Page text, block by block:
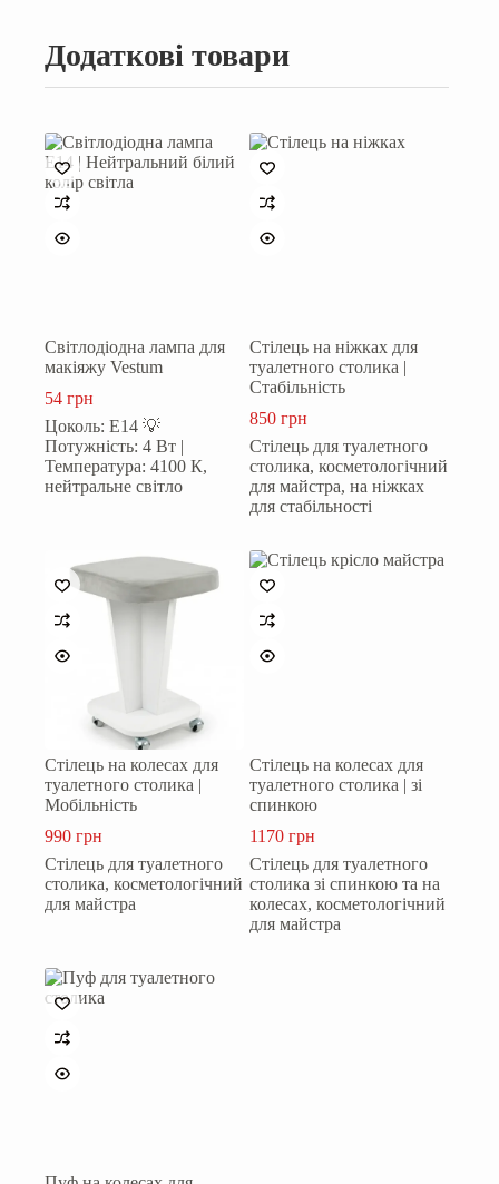
Додаткові товари
Світлодіодна лампа для
макіяжу Vestum
54 грн
Цоколь: Е14 💡
Потужність: 4 Вт |
Температура: 4100 К,
нейтральне світло
Стілець на ніжках для
туалетного столика |
Стабільність
850грн
Стілець для туалетного
столика, косметологічний
для майстра, на ніжках
для стабільності
Стілець на колесах для
туалетного столика |
Мобільність
990 грн
Стілець для туалетного
столика, косметологічний
для майстра
Стілець на колесах для
туалетного столика | зі
спинкою
1170грн
Стілець для туалетного
столика зі спинкою та на
колесах, косметологічний
для майстра